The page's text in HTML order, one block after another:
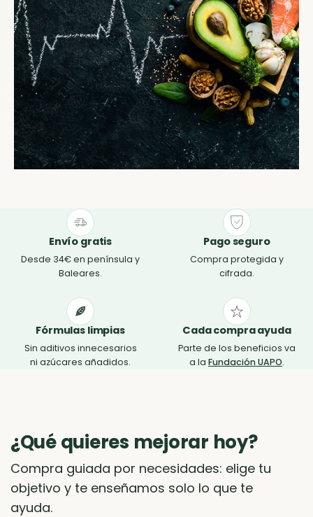
Envío gratis
Desde 34€ en península y
Baleares.
Pago seguro
Compra protegida y
cifrada.
Fórmulas limpias
Sin aditivos innecesarios
ni azúcares añadidos.
Cada compra ayuda
Parte de los beneficios va
a la Fundación UAPO.
¿Qué quieres mejorar hoy?
Compra guiada por necesidades: elige tu
objetivo y te enseñamos solo lo que te
ayuda.